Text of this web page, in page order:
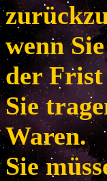
wenn
der Frist
Sie
Waren.
Sie